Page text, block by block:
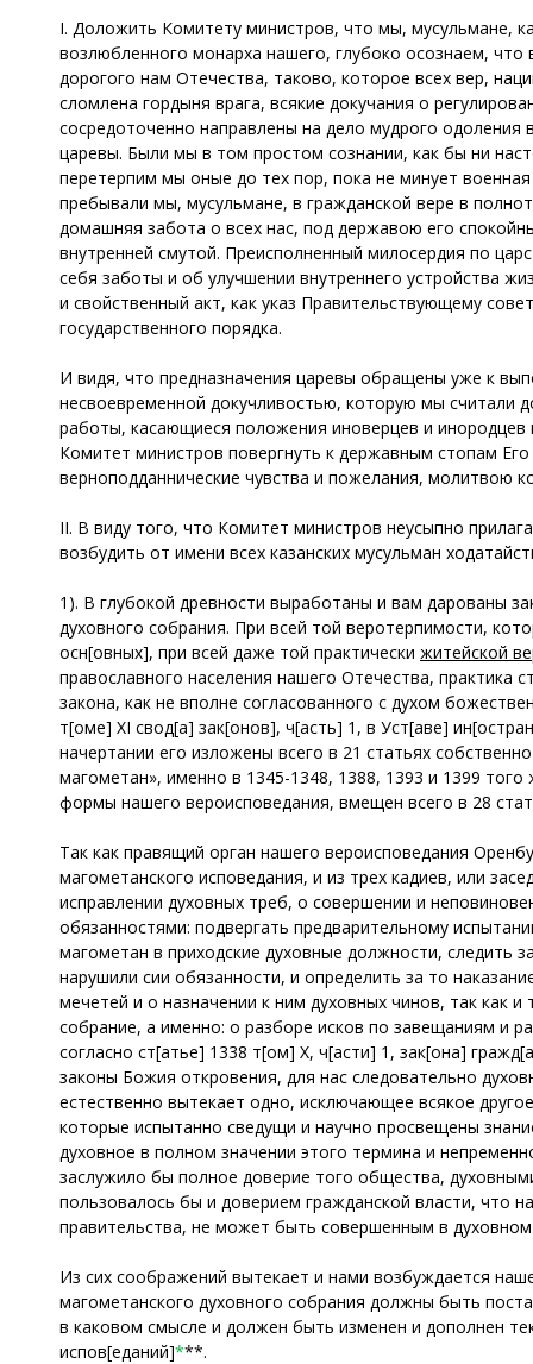
I. Доложить Комитету министров, что мы, мусульмане,
возлюбленного монарха нашего, глубоко осознаем,
дорогого нам Отечества, таково, которое всех вер,
сломлена гордыня врага, всякие докучания о
сосредоточенно направлены на дело мудрого одоления
царевы. Были мы в том простом сознании, как бы ни
перетерпим мы оные до тех пор, пока не минует
пребывали мы, мусульмане, в гражданской вере в
домашняя забота о всех нас, под державою его
внутренней смутой. Преисполненный милосердия по
себя заботы и об улучшении внутреннего устройства
и свойственный акт, как указ Правительствующему
государственного порядка.
И видя, что предназначения царевы обращены уже к
несвоевременной докучливостью, которую мы считали
работы, касающиеся положения иноверцев и
Комитет министров повергнуть к державным стопам
верноподданнические чувства и пожелания, молитвою
II. В виду того, что Комитет министров неусыпно
возбудить от имени всех казанских мусульман
1). В глубокой древности выработаны и вам дарованы
духовного собрания. При всей той веротерпимости,
осн[овных], при всей даже той практически житейской
православного населения нашего Отечества, практика
закона, как не вполне согласованного с духом
т[оме] XI свод[а] зак[онов], ч[асть] 1, в Уст[аве]
начертании его изложены всего в 21 статьях
магометан», именно в 1345-1348, 1388, 1393 и 1399
формы нашего вероисповедания, вмещен всего в 28
Так как правящий орган нашего вероисповедания
магометанского исповедания, и из трех кадиев, или
исправлении духовных треб, о совершении и
обязанностями: подвергать предварительному
магометан в приходские духовные должности, следить
нарушили сии обязанности, и определить за то
мечетей и о назначении к ним духовных чинов, так как
собрание, а именно: о разборе исков по завещаниям и
согласно ст[атье] 1338 т[ом] Х, ч[асти] 1, зак[она]
законы Божия откровения, для нас следовательно
естественно вытекает одно, исключающее всякое
которые испытанно сведущи и научно просвещены
духовное в полном значении этого термина и
заслужило бы полное доверие того общества,
пользовалось бы и доверием гражданской власти, что
правительства, не может быть совершенным в
Из сих соображений вытекает и нами возбуждается
магометанского духовного собрания должны быть
в каковом смысле и должен быть изменен и дополнен
испов[еданий]***.